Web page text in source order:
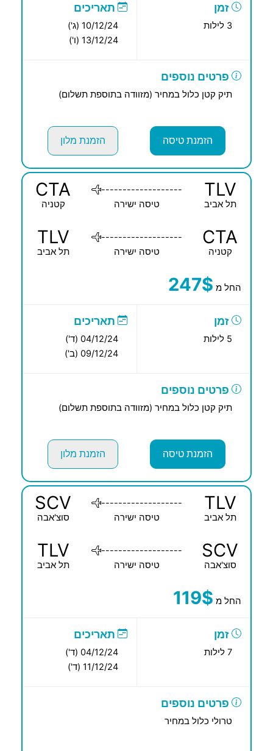
זמן
3 לילות
תאריכים
10/12/24 (ג')
13/12/24 (ו')
פרטים נוספים
תיק קטן כלול במחיר (מזוודה בתוספת תשלום)
הזמנת טיסה הזמנת מלון
TLV
תל אביב
-------------------
טיסה ישירה
CTA
קטניה
CTA
קטניה
-------------------
טיסה ישירה
TLV
תל אביב
החל מ 247$
זמן
5 לילות
תאריכים
04/12/24 (ד')
09/12/24 (ב')
פרטים נוספים
תיק קטן כלול במחיר (מזוודה בתוספת תשלום)
הזמנת טיסה הזמנת מלון
TLV
תל אביב
-------------------
טיסה ישירה
SCV
סוצ'אבה
SCV
סוצ'אבה
-------------------
טיסה ישירה
TLV
תל אביב
החל מ 119$
זמן
7 לילות
תאריכים
04/12/24 (ד')
11/12/24 (ד')
פרטים נוספים
טרולי כלול במחיר